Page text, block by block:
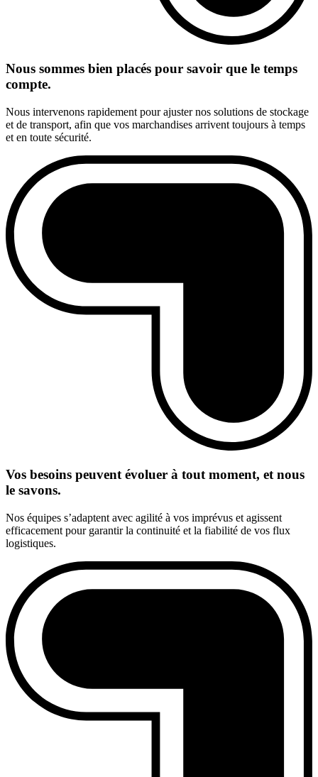
Nous sommes bien placés pour savoir que le temps
compte.
Nous intervenons rapidement pour ajuster nos solutions de stockage
et de transport, afin que vos marchandises arrivent toujours à temps
et en toute sécurité.
Vos besoins peuvent évoluer à tout moment, et nous
le savons.
Nos équipes s’adaptent avec agilité à vos imprévus et agissent
efficacement pour garantir la continuité et la fiabilité de vos flux
logistiques.